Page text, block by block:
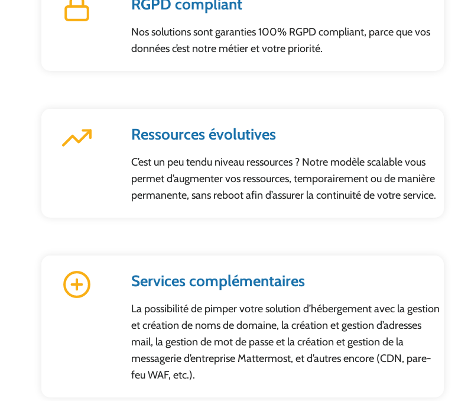
RGPD compliant
Nos solutions sont garanties 100% RGPD compliant, parce que vos
données c’est notre métier et votre priorité.
Ressources évolutives
C’est un peu tendu niveau ressources ? Notre modèle scalable vous
permet d’augmenter vos ressources, temporairement ou de manière
permanente, sans reboot afin d’assurer la continuité de votre service.
Services complémentaires
La possibilité de pimper votre solution d’hébergement avec la gestion
et création de noms de domaine, la création et gestion d’adresses
mail, la gestion de mot de passe et la création et gestion de la
messagerie d’entreprise Mattermost, et d’autres encore (CDN, pare-
feu WAF, etc.).